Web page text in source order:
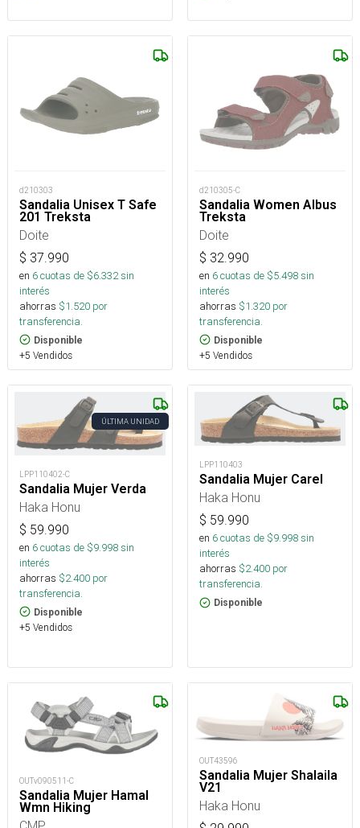
d210303
Sandalia Unisex T Safe
201 Treksta
Doite
$ 37.990
en 6cuotas de $6.332sin
interés
ahorras $1.520 por
transferencia.
Disponible
+5 Vendidos
d210305-C
Sandalia Women Albus
Treksta
Doite
$ 32.990
en 6cuotas de $5.498sin
interés
ahorras $1.320 por
transferencia.
Disponible
+5 Vendidos
ÚLTIMA UNIDAD
LPP110402-C
Sandalia Mujer Verda
Haka Honu
$ 59.990
en 6cuotas de $9.998sin
interés
ahorras $2.400 por
transferencia.
Disponible
+5 Vendidos
LPP110403
Sandalia Mujer Carel
Haka Honu
$ 59.990
en 6cuotas de $9.998sin
interés
ahorras $2.400 por
transferencia.
Disponible
OUTv090511-C
Sandalia Mujer Hamal
Wmn Hiking
OUT43596
Sandalia Mujer Shalaila
V21
Haka Honu